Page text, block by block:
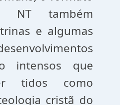
NT também
e algumas
intensos que
tidos como
cristã do